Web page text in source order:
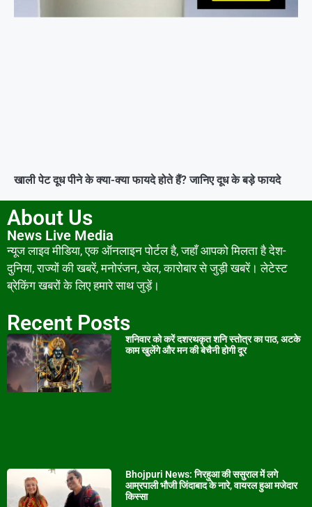
खाली पेट दूध पीने के क्या-क्या फायदे होते हैं? जानिए दूध के बड़े फायदे
About Us
News Live Media
न्यूज लाइव मीडिया, एक ऑनलाइन पोर्टल है, जहाँ आपको मिलता है देश-
दुनिया, राज्यों की खबरें, मनोरंजन, खेल, कारोबार से जुड़ी खबरें। लेटेस्ट
ब्रेकिंग खबरों के लिए हमारे साथ जुड़ें।
Recent Posts
शनिवार को करें दशरथकृत शनि स्तोत्र का पाठ, अटके
काम खुलेंगे और मन की बेचैनी होगी दूर
Bhojpuri News: निरहुआ की ससुराल में लगे
आम्रपाली भौजी जिंदाबाद के नारे, वायरल हुआ मजेदार
किस्सा